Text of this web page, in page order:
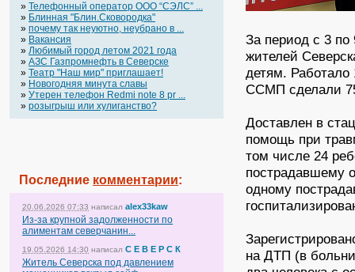
» Телефонный оператор OOO “СЭЛС” ...
» Блинная "Блин.Сковородка"
» почему так неуютно, неубрано в ...
» Вакансия
» Любимый город летом 2021 года
» АЗС Газпромнефть в Северске
» Театр "Наш мир" приглашает!
» Новогодняя минута славы
» Утерен телефон Redmi note 8 pr ...
» розыгрыш или хулиганство?
Последние комментарии:
20.06.2026 07:33 написал alex33kaw
Из-за крупной задолженности по
алиментам северчанин...
19.05.2026 14:30 написал С Е В Е Р С К
Житель Северска под давлением
За период с 3
жителей
детям.
ССМП сделали
Доставлен в
помощь при
том числе 24
пострадавшему
одному
на ДТП (в